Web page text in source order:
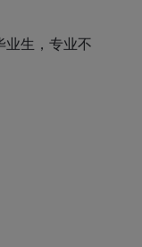
业生，专业不